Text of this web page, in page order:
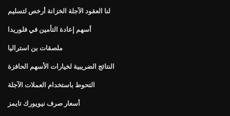
لنا العقود الآجلة الخزانة أرخص لتسليم
أسهم إعادة التأمين في فلوريدا
ملصقات بن استراليا
النتائج الضريبية لخيارات الأسهم الحافزة
التحوط باستخدام العملات الآجلة
أسعار صرف نيويورك تايمز